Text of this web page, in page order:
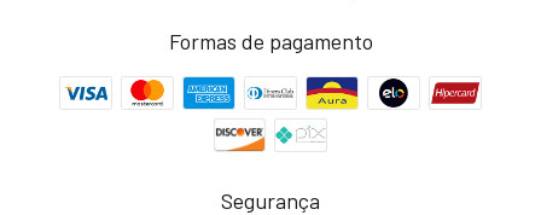
Formas de pagamento
Segurança